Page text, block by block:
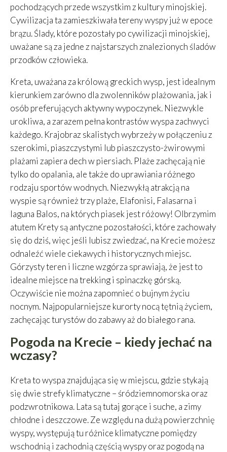
pochodzących przede wszystkim z kultury minojskiej.
Cywilizacja ta zamieszkiwała tereny wyspy już w epoce
brązu. Ślady, które pozostały po cywilizacji minojskiej,
uważane są za jedne z najstarszych znalezionych śladów
przodków człowieka.
Kreta, uważana za królową greckich wysp, jest idealnym
kierunkiem zarówno dla zwolenników plażowania, jak i
osób preferujących aktywny wypoczynek. Niezwykle
urokliwa, a zarazem pełna kontrastów wyspa zachwyci
każdego. Krajobraz skalistych wybrzeży w połączeniu z
szerokimi, piaszczystymi lub piaszczysto-żwirowymi
plażami zapiera dech w piersiach. Plaże zachęcają nie
tylko do opalania, ale także do uprawiania różnego
rodzaju sportów wodnych. Niezwykłą atrakcją na
wyspie są również trzy plaże, Elafonisi, Falasarna i
laguna Balos, na których piasek jest różowy! Olbrzymim
atutem Krety są antyczne pozostałości, które zachowały
się do dziś, więc jeśli lubisz zwiedzać, na Krecie możesz
odnaleźć wiele ciekawych i historycznych miejsc.
Górzysty teren i liczne wzgórza sprawiają, że jest to
idealne miejsce na trekking i spinaczkę górską.
Oczywiście nie można zapomnieć o bujnym życiu
nocnym. Najpopularniejsze kurorty nocą tętnią życiem,
zachęcając turystów do zabawy aż do białego rana.
Pogoda na Krecie – kiedy jechać na
wczasy?
Kreta to wyspa znajdująca się w miejscu, gdzie stykają
się dwie strefy klimatyczne – śródziemnomorska oraz
podzwrotnikowa. Lata są tutaj gorące i suche, a zimy
chłodne i deszczowe. Ze względu na dużą powierzchnię
wyspy, występują tu różnice klimatyczne pomiędzy
wschodnią i zachodnią częścią wyspy oraz pogodą na